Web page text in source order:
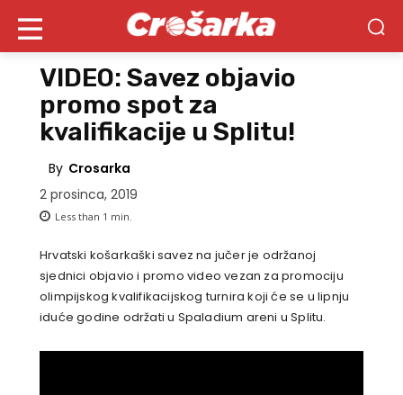
VIDEO: Savez objavio
promo spot za
kvalifikacije u Splitu!
By Crosarka
2 prosinca, 2019
Less than 1 min.
Hrvatski košarkaški savez na jučer je održanoj
sjednici objavio i promo video vezan za promociju
olimpijskog kvalifikacijskog turnira koji će se u lipnju
iduće godine održati u Spaladium areni u Splitu.